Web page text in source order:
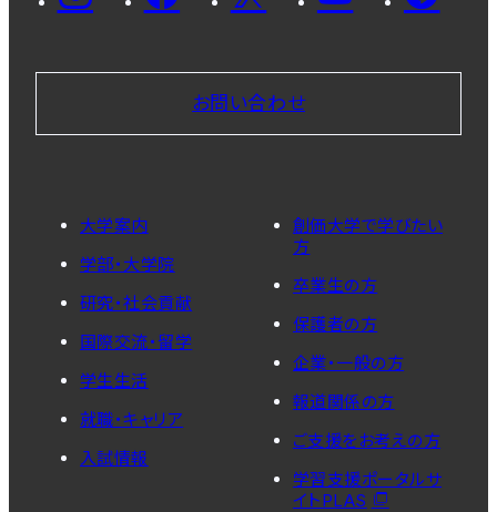
お問い合わせ
大学案内
学部・大学院
研究・社会貢献
国際交流・留学
学生生活
就職・キャリア
入試情報
創価大学で学びたい
方
卒業生の方
保護者の方
企業・一般の方
報道関係の方
ご支援をお考えの方
学習支援ポータルサ
イトPLAS